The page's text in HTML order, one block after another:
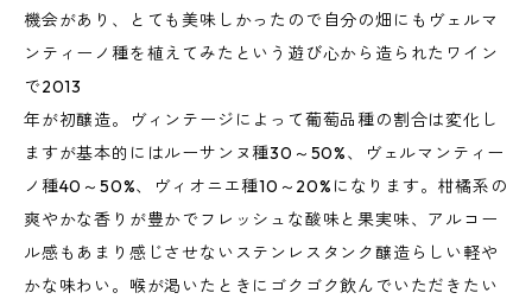
機会があり、とても美味しかったので自分の畑にもヴェルマ
ンティーノ種を植えてみたという遊び心から造られたワイン
で2013
年が初醸造。ヴィンテージによって葡萄品種の割合は変化し
ますが基本的にはルーサンヌ種30～50%、ヴェルマンティー
ノ種40～50%、ヴィオニエ種10～20%になります。柑橘系の
爽やかな香りが豊かでフレッシュな酸味と果実味、アルコー
ル感もあまり感じさせないステンレスタンク醸造らしい軽や
かな味わい。喉が渇いたときにゴクゴク飲んでいただきたい